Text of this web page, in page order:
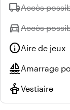
local_shippingIndisponible
Accès
directions_carIndisponible
Accès
infoAire de jeux
sailingAmarrage
stylerVestiaire